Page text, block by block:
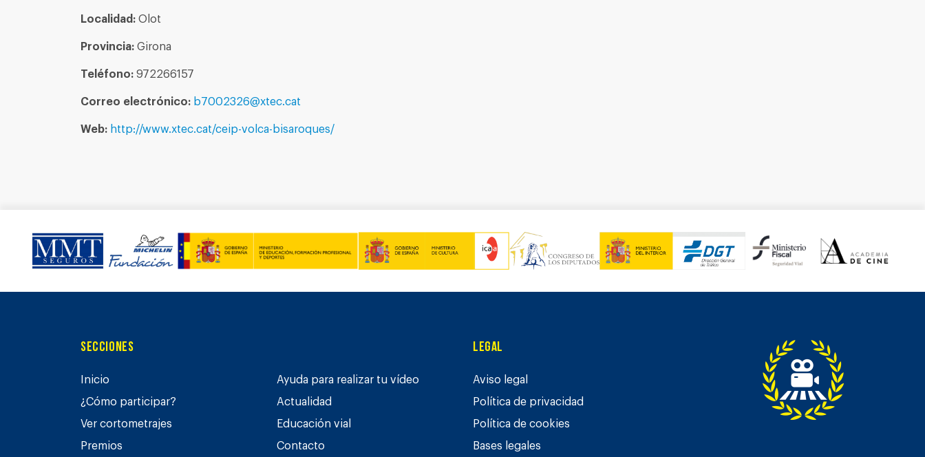
Localidad: Olot
Provincia: Girona
Teléfono: 972266157
Correo electrónico: b7002326@xtec.cat
Web: http://www.xtec.cat/ceip-volca-bisaroques/
Secciones
Inicio
¿Cómo participar?
Ver cortometrajes
Premios
Ayuda para realizar tu vídeo
Actualidad
Educación vial
Contacto
Legal
Aviso legal
Política de privacidad
Política de cookies
Bases legales